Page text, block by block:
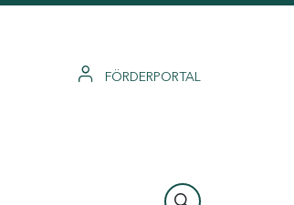
FÖRDERPORTAL